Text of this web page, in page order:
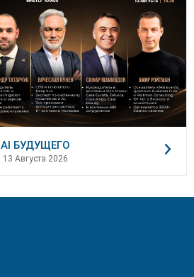
AI БУДУЩЕГО
13 Августа 2026